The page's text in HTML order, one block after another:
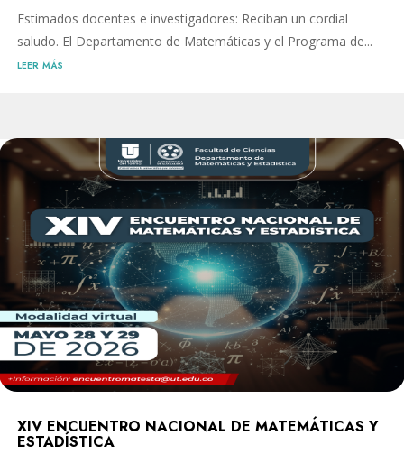
Estimados docentes e investigadores: Reciban un cordial
saludo. El Departamento de Matemáticas y el Programa de...
leer más
XIV ENCUENTRO NACIONAL DE MATEMÁTICAS Y
ESTADÍSTICA